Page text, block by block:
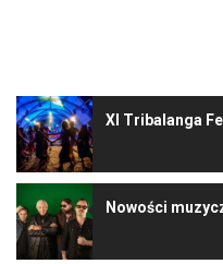
XI Tribalanga
Nowości